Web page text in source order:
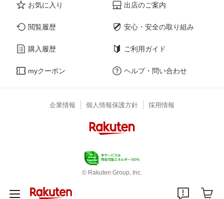
お気に入り
閲覧履歴
購入履歴
myクーポン
出店のご案内
安心・安全の取り組み
ご利用ガイド
ヘルプ・問い合わせ
企業情報 個人情報保護方針 採用情報
© Rakuten Group, Inc.